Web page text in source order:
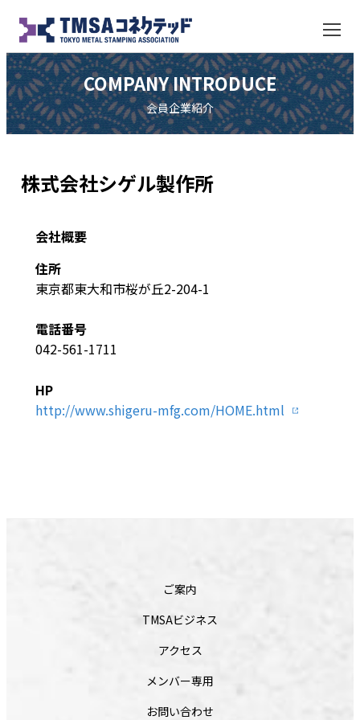
COMPANY INTRODUCE
会員企業紹介
株式会社シゲル製作所
会社概要
住所
東京都東大和市桜が丘2-204-1
電話番号
042-561-1711
HP
http://www.shigeru-mfg.com/HOME.html
ご案内
TMSAビジネス
アクセス
メンバー専用
お問い合わせ